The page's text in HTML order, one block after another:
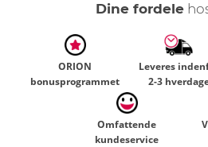
Dine fordele
ORION
bonusprogrammet
Leveres
2-3
Omfattende
kundeservice